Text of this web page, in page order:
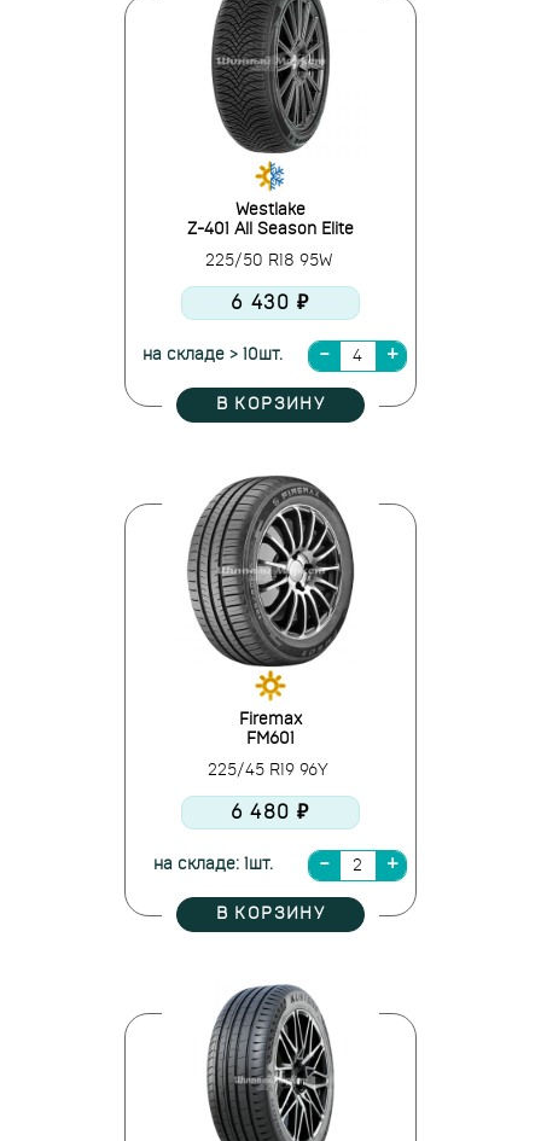
Westlake
Z-401 All Season Elite
225/50 R18 95W
6 430 ₽
на складе > 10шт.
В КОРЗИНУ
Firemax
FM601
225/45 R19 96Y
6 480 ₽
на складе: 1шт.
В КОРЗИНУ